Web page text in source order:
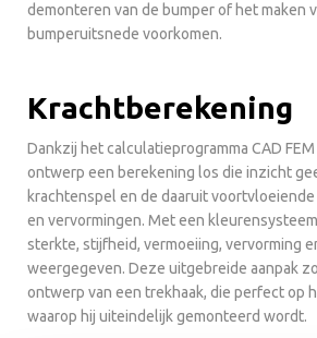
demonteren van de bumper of het maken
bumperuitsnede voorkomen.
Krachtberekening
Dankzij het calculatieprogramma CAD
ontwerp een berekening los die inzicht
krachtenspel en de daaruit
en vervormingen. Met een
sterkte, stijfheid, vermoeiing, vervorming
weergegeven. Deze uitgebreide aanpak
ontwerp van een trekhaak, die perfect op
waarop hij uiteindelijk gemonteerd wordt.